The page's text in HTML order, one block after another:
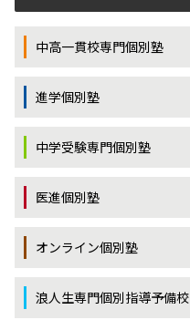
中高一貫校専門個別塾
進学個別塾
中学受験専門個別塾
医進個別塾
オンライン個別塾
浪人生専門個別指導予備校